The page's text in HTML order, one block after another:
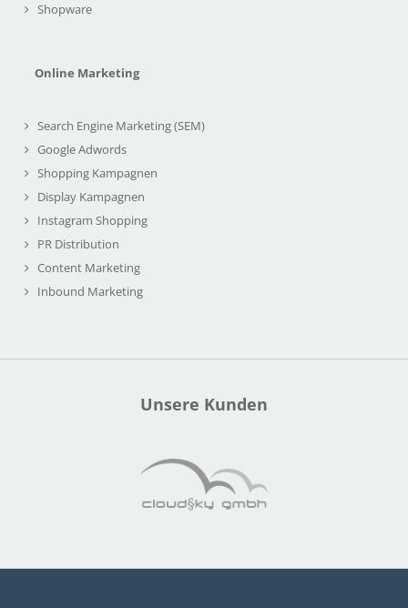
Shopware
Online Marketing
Search Engine Marketing (SEM)
Google Adwords
Shopping Kampagnen
Display Kampagnen
Instagram Shopping
PR Distribution
Content Marketing
Inbound Marketing
Unsere Kunden